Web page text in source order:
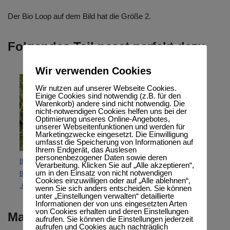
Der Bio Loop auf dem Bild hat die Größe 2.
Folgendes Teil passt perfekt dazu
Bio Beanie,
BioJacquardSweat
„Hahnentritt rot“
Materialangaben
Wir verwenden Cookies
Wir nutzen auf unserer Webseite Cookies.
Einige Cookies sind notwendig (z.B. für den
Warenkorb) andere sind nicht notwendig. Die
nicht-notwendigen Cookies helfen uns bei der
Optimierung unseres Online-Angebotes,
unserer Webseitenfunktionen und werden für
Marketingzwecke eingesetzt. Die Einwilligung
umfasst die Speicherung von Informationen auf
Ihrem Endgerät, das Auslesen
personenbezogener Daten sowie deren
Verarbeitung. Klicken Sie auf „Alle akzeptieren“,
um in den Einsatz von nicht notwendigen
Cookies einzuwilligen oder auf „Alle ablehnen“,
wenn Sie sich anders entscheiden. Sie können
unter „Einstellungen verwalten“ detaillierte
Informationen der von uns eingesetzten Arten
von Cookies erhalten und deren Einstellungen
aufrufen. Sie können die Einstellungen jederzeit
aufrufen und Cookies auch nachträglich